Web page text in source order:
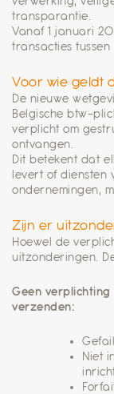
transparantie.
Vanaf 1 januari
transacties
Voor wie geldt
De nieuwe
Belgische btw-
verplicht om
ontvangen.
Dit betekent dat
levert of diensten
ondernemingen,
Zijn er
Hoewel de
uitzonderingen.
Geen
verzenden:
Niet